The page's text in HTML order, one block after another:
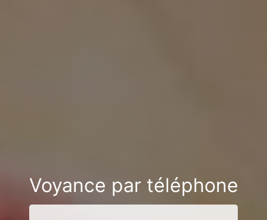
Voyance par téléphone